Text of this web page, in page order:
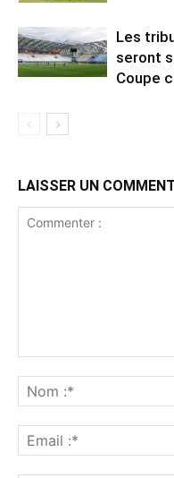
Les
seront
Coupe
LAISSER UN